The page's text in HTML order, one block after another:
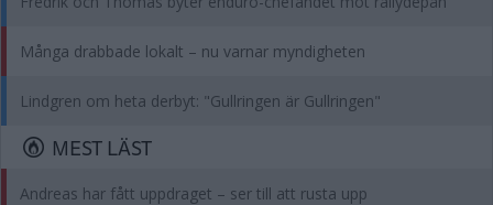
Många drabbade lokalt – nu varnar myndigheten
Lindgren om heta derbyt: "Gullringen är Gullringen"
MEST LÄST
Andreas har fått uppdraget – ser till att rusta upp